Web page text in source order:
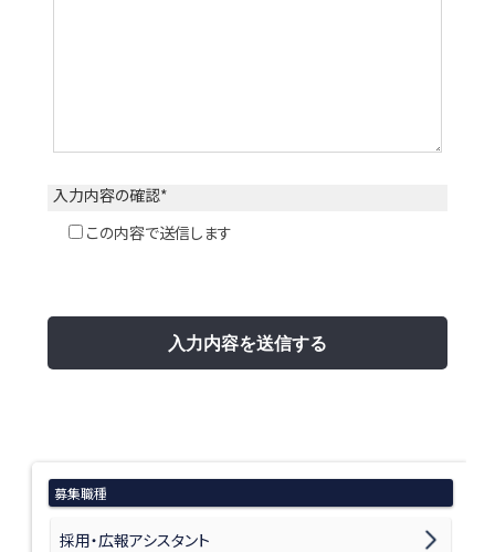
入力内容の確認*
この内容で送信します
募集職種
採用・広報アシスタント